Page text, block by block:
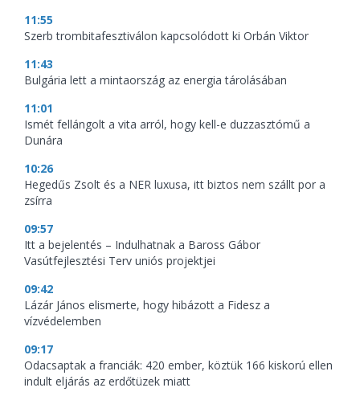
11:55
Szerb trombitafesztiválon kapcsolódott ki Orbán Viktor
11:43
Bulgária lett a mintaország az energia tárolásában
11:01
Ismét fellángolt a vita arról, hogy kell-e duzzasztómű a
Dunára
10:26
Hegedűs Zsolt és a NER luxusa, itt biztos nem szállt por a
zsírra
09:57
Itt a bejelentés – Indulhatnak a Baross Gábor
Vasútfejlesztési Terv uniós projektjei
09:42
Lázár János elismerte, hogy hibázott a Fidesz a
vízvédelemben
09:17
Odacsaptak a franciák: 420 ember, köztük 166 kiskorú ellen
indult eljárás az erdőtüzek miatt